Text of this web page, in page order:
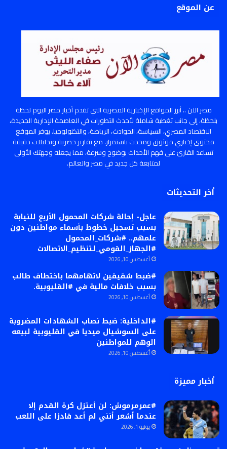
عن الموقع
مصر الان .. أبرز المواقع الإخبارية المصرية التي تقدم أخبار مصر اليوم لحظة
بلحظة، إلى جانب تغطية شاملة لأحدث التطورات في العاصمة الإدارية الجديدة،
الاقتصاد المصري، السياسة، الحوادث، الرياضة، والتكنولوجيا. يوفر الموقع
محتوى إخباري موثوق ومحدث باستمرار، مع تقارير حصرية وتحليلات دقيقة
تساعد القارئ على فهم الأحداث بوضوح وسرعة، مما يجعله وجهتك الأولى
لمتابعة كل جديد في مصر والعالم.
أخر التحديثات
عاجل- إحالة شركات المحمول الأربع للنيابة
بسبب تسجيل خطوط بأسماء مواطنين دون
علمهم.. #شركات_المحمول
#الجهاز_القومي_لتنظيم_الاتصالات
أغسطس 10, 2026
#ضبط شقيقين لاتهامهما باختطاف طالب
بسبب خلافات مالية في #القليوبية.
أغسطس 10, 2026
#الداخلية: ضبط نصاب الشهادات المضروبة
على السوشيال ميديا في القليوبية لبيعه
الوهم للمواطنين
أغسطس 10, 2026
أخبار مميزة
#عمرمرموش: لن أعتزل كرة القدم إلا
عندما أشعر أنني لم أعد قادرًا على اللعب
يونيو 1, 2026